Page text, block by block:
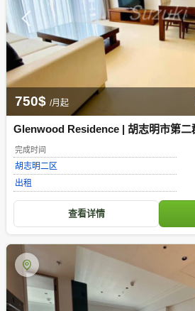
Glenwood Residence | 胡志明市第二
公寓
完成时间
胡志明二区
出租
750$ /月起
查看详情